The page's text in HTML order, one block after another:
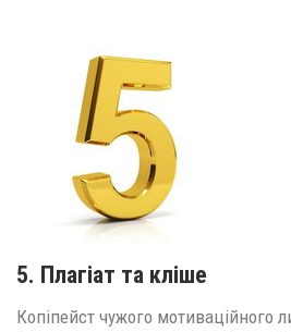
5. Плагіат та кліше
Копіпейст чужого мотиваційного